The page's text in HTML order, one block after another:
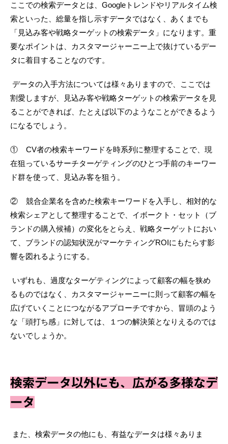
ここでの検索データとは、Googleトレンドやリアルタイム検
索といった、総量を指し示すデータではなく、あくまでも
「見込み客や戦略ターゲットの検索データ」になります。重
要なポイントは、カスタマージャーニー上で抜けているデー
タに着目することなのです。
データの入手方法については様々ありますので、ここでは
割愛しますが、見込み客や戦略ターゲットの検索データを見
ることができれば、たとえば以下のようなことができるよう
になるでしょう。
① CV者の検索キーワードを時系列に整理することで、現
在狙っているサーチターゲティングのひとつ手前のキーワー
ド群を使って、見込み客を狙う。
② 競合企業名を含めた検索キーワードを入手し、相対的な
検索シェアとして整理することで、イボークト・セット（ブ
ランドの購入候補）の変化をとらえ、戦略ターゲットにおい
て、ブランドの認知状況がマーケティングROIにもたらす影
響を図れるようにする。
いずれも、過度なターゲティングによって顧客の幅を狭め
るものではなく、カスタマージャーニーに則って顧客の幅を
広げていくことにつながるアプローチですから、冒頭のよう
な「頭打ち感」に対しては、１つの解決策となりえるのでは
ないでしょうか。
検索データ以外にも、広がる多様なデ
ータ
また、検索データの他にも、有益なデータは様々ありま